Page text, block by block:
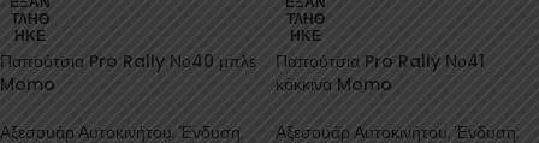
ΤΛΉΘ
ΗΚΕ
Παπούτσια Pro Rally Νο40 μπλε
Momo
Αξεσουάρ Αυτοκινήτου, Ένδυση,
ΤΛΉΘ
ΗΚΕ
Παπούτσια Pro Rally Νο41
κόκκινα Momo
Αξεσουάρ Αυτοκινήτου, Ένδυση,